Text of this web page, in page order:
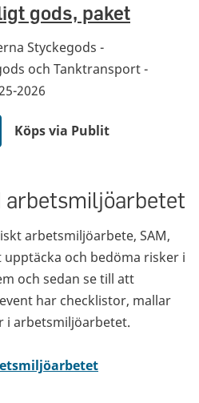
gods, paket
Styckegods -
och Tanktransport -
2026
Köps via Publit
arbetsmiljöarbetet
arbetsmiljöarbete, SAM,
och bedöma risker i
och sedan se till att
har checklistor, mallar
i arbetsmiljöarbetet.